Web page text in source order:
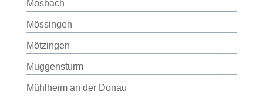
Mosbach
Mössingen
Mötzingen
Muggensturm
Mühlheim an der Donau